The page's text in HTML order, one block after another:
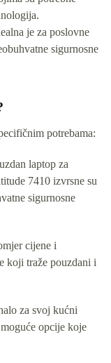
je za poslovne
sigurnosne
potrebama:
laptop za
7410 izvrsne su
sigurnosne
cijene i
koji traže pouzdani i
za svoj kućni
opcije koje